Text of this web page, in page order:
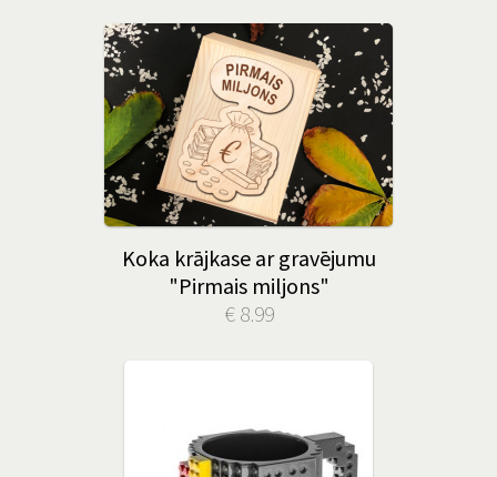
Koka krājkase ar gravējumu
"Pirmais miljons"
€ 8.99